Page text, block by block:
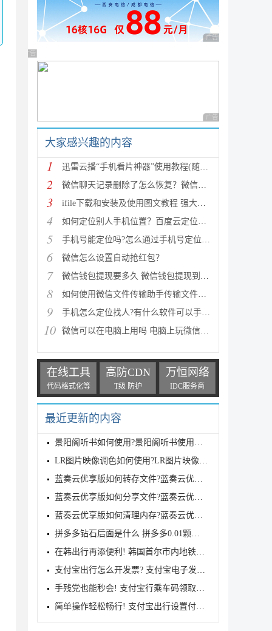
广告 商业广告，理性
广告 商业广告，理性选择
广告 商业广告，理性
大家感兴趣的内容
1 迅雷云播“手机看片神器”使用教程(随时随地秒速离线
2 微信聊天记录删除了怎么恢复？微信聊天记录恢复图文教
3 ifile下载和安装及使用图文教程 强大的iPhone文件管理
4 如何定位别人手机位置？百度云定位手机使用方法介绍（
5 手机号能定位吗?怎么通过手机号定位一个人位置?
6 微信怎么设置自动抢红包？
7 微信钱包提现要多久 微信钱包提现到账时间
8 如何使用微信文件传输助手传输文件具体步骤(图解)
9 手机怎么定位找人?有什么软件可以手机定位找人
10 微信可以在电脑上用吗 电脑上玩微信的方法
在线工具
代码格式化等
高防CDN
T级 防护
万恒网络
IDC服务商
最近更新的内容
景阳阁听书如何使用?景阳阁听书使用方法
LR图片映像调色如何使用?LR图片映像调色使用方法
蓝奏云优享版如何转存文件?蓝奏云优享版转存文件的方
蓝奏云优享版如何分享文件?蓝奏云优享版分享文件的方
蓝奏云优享版如何清理内存?蓝奏云优享版清理内存的方
拼多多钻石后面是什么 拼多多0.01颗钻石需要多少人
在韩出行再添便利! 韩国首尔市内地铁全线接入微信支付
支付宝出行怎么开发票? 支付宝电子发票全攻略
手残党也能秒会! 支付宝行乘车码领取全攻略
简单操作轻松畅行! 支付宝出行设置付款方式指南